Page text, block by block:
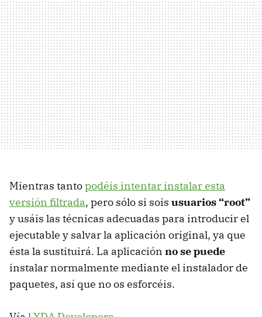
Mientras tantopodéis intentar instalar esta
versión filtrada, pero sólo si sois usuarios “root”
y usáis las técnicas adecuadas para introducir el
ejecutable y salvar la aplicación original, ya que
ésta la sustituirá. La aplicación no se puede
instalar normalmente mediante el instalador de
paquetes, así que no os esforcéis.